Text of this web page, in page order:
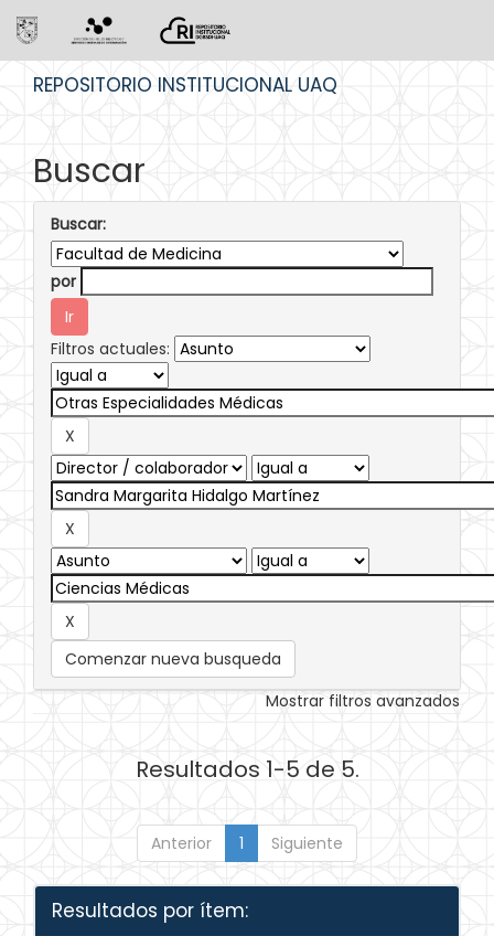
REPOSITORIO INSTITUCIONAL UAQ
Buscar
Buscar:
por
Filtros actuales:
Comenzar nueva busqueda
Mostrar filtros avanzados
Resultados 1-5 de 5.
Anterior 1 Siguiente
Resultados por ítem: